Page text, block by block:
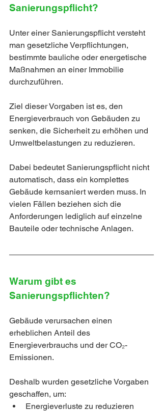
Sanierungspflicht?
Unter einer Sanierungspflicht versteht
man gesetzliche Verpflichtungen,
bestimmte bauliche oder energetische
Maßnahmen an einer Immobilie
durchzuführen.
Ziel dieser Vorgaben ist es, den
Energieverbrauch von Gebäuden zu
senken, die Sicherheit zu erhöhen und
Umweltbelastungen zu reduzieren.
Dabei bedeutet Sanierungspflicht nicht
automatisch, dass ein komplettes
Gebäude kernsaniert werden muss. In
vielen Fällen beziehen sich die
Anforderungen lediglich auf einzelne
Bauteile oder technische Anlagen.
Warum gibt es
Sanierungspflichten?
Gebäude verursachen einen
erheblichen Anteil des
Energieverbrauchs und der CO₂-
Emissionen.
Deshalb wurden gesetzliche Vorgaben
geschaffen, um:
Energieverluste zu reduzieren